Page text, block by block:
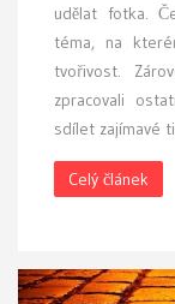
udělat fotka.
téma, na
tvořivost.
zpracovali
sdílet zajímavé
Celý článek